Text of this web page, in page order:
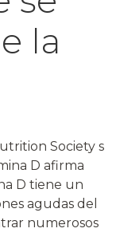
la
Society s
D afirma
D tiene un
agudas del
numerosos